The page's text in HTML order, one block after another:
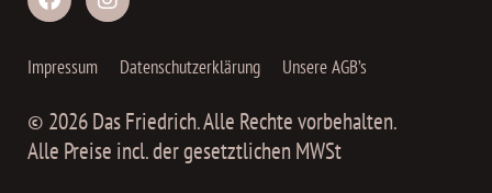
Impressum Datenschutzerklärung Unsere AGB’s
© 2026 Das Friedrich. Alle Rechte vorbehalten.
Alle Preise incl. der gesetztlichen MWSt